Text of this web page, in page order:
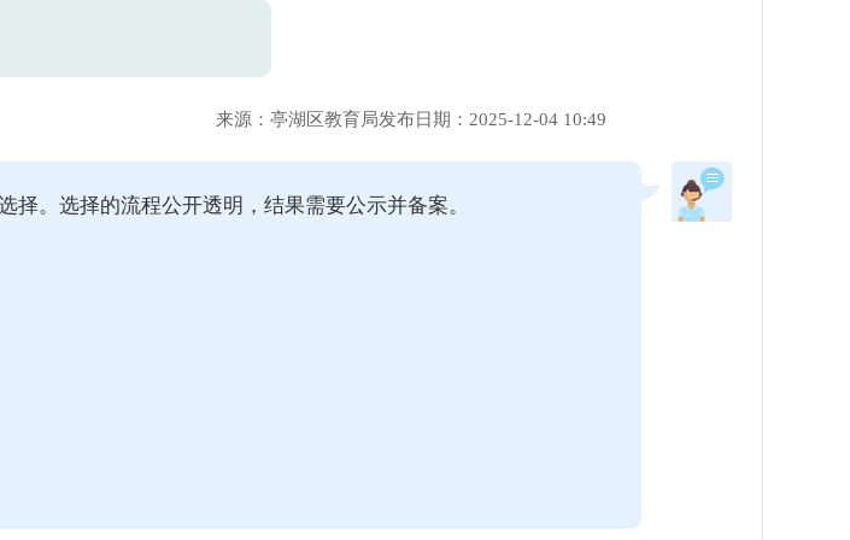
来源： 亭湖区教育局发布日期：2025-12-04 10:49
。选择的流程公开透明，结果需要公示并备案。